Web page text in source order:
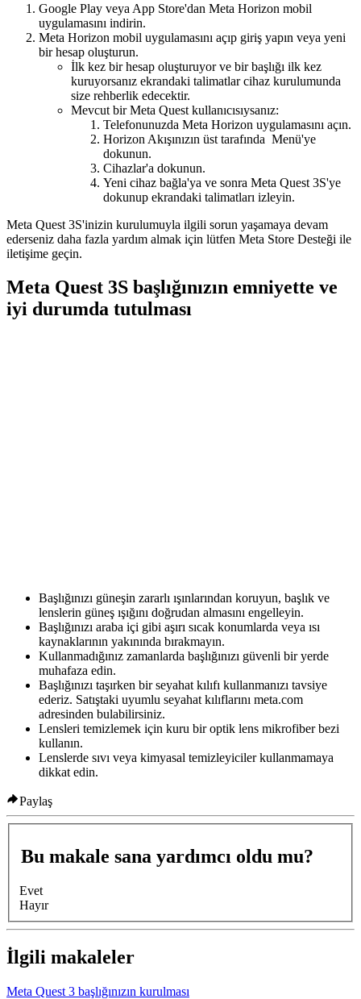
Google Play veya App Store'dan Meta Horizon mobil
uygulamasını indirin.
Meta Horizon mobil uygulamasını açıp giriş yapın veya yeni
bir hesap oluşturun.
İlk kez bir hesap oluşturuyor ve bir başlığı ilk kez
kuruyorsanız ekrandaki talimatlar cihaz kurulumunda
size rehberlik edecektir.
Mevcut bir Meta Quest kullanıcısıysanız:
Telefonunuzda Meta Horizon uygulamasını açın.
Horizon Akışınızın üst tarafında Menü'ye
dokunun.
Cihazlar'a dokunun.
Yeni cihaz bağla'ya ve sonra Meta Quest 3S'ye
dokunup ekrandaki talimatları izleyin.
Meta Quest 3S'inizin kurulumuyla ilgili sorun yaşamaya devam
ederseniz daha fazla yardım almak için lütfen Meta Store Desteği ile
iletişime geçin.
Meta Quest 3S başlığınızın emniyette ve
iyi durumda tutulması
Başlığınızı güneşin zararlı ışınlarından koruyun, başlık ve
lenslerin güneş ışığını doğrudan almasını engelleyin.
Başlığınızı araba içi gibi aşırı sıcak konumlarda veya ısı
kaynaklarının yakınında bırakmayın.
Kullanmadığınız zamanlarda başlığınızı güvenli bir yerde
muhafaza edin.
Başlığınızı taşırken bir seyahat kılıfı kullanmanızı tavsiye
ederiz. Satıştaki uyumlu seyahat kılıflarını meta.com
adresinden bulabilirsiniz.
Lensleri temizlemek için kuru bir optik lens mikrofiber bezi
kullanın.
Lenslerde sıvı veya kimyasal temizleyiciler kullanmamaya
dikkat edin.
Paylaş
Bu makale sana yardımcı oldu mu?
Evet
Hayır
İlgili makaleler
Meta Quest 3 başlığınızın kurulması